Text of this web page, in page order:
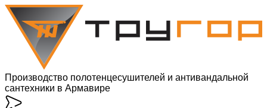
Производство полотенцесушителей и антивандальной
сантехники в Армавире